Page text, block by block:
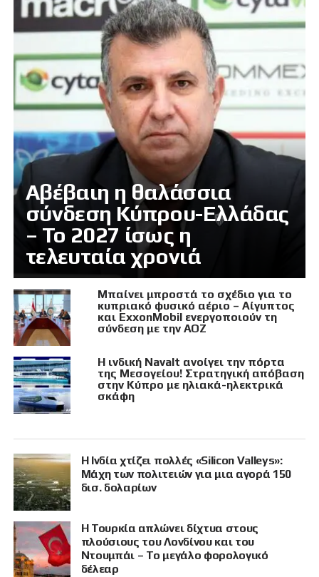
Αβέβαιη η θαλάσσια
σύνδεση Κύπρου-Ελλάδας
– Το 2027 ίσως η
τελευταία χρονιά
Μπαίνει μπροστά το σχέδιο για το
κυπριακό φυσικό αέριο – Αίγυπτος
και ExxonMobil ενεργοποιούν τη
σύνδεση με την ΑΟΖ
Η ινδική Navalt ανοίγει την πόρτα
της Μεσογείου! Στρατηγική απόβαση
στην Κύπρο με ηλιακά-ηλεκτρικά
σκάφη
Η Ινδία χτίζει πολλές «Silicon Valleys»:
Μάχη των πολιτειών για μια αγορά 150
δισ. δολαρίων
Η Τουρκία απλώνει δίχτυα στους
πλούσιους του Λονδίνου και του
Ντουμπάι – Το μεγάλο φορολογικό
δέλεαρ